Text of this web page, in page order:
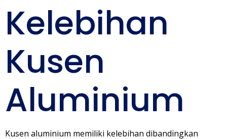
Kelebihan
Kusen
Aluminium
Kusen aluminium memiliki kelebihan dibandingkan